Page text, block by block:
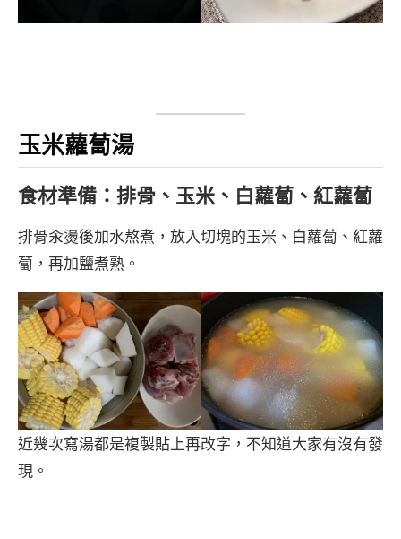
玉米蘿蔔湯
食材準備：排骨、玉米、白蘿蔔、紅蘿蔔
排骨汆燙後加水熬煮，放入切塊的玉米、白蘿蔔、紅蘿
蔔，再加鹽煮熟。
近幾次寫湯都是複製貼上再改字，不知道大家有沒有發
現。